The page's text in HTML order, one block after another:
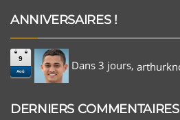
ANNIVERSAIRES !
9
Aoû Dans 3 jours,
DERNIERS